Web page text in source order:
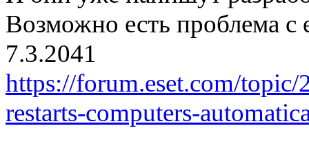
Возможно есть проблема с
7.3.2041
https://forum.eset.com/topic/
restarts-computers-